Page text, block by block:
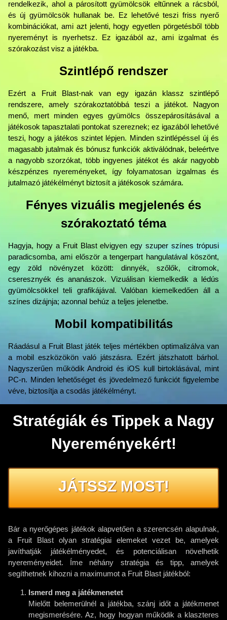
rendelkezik, ahol a párosított gyümölcsök eltűnnek a rácsból,
és új gyümölcsök hullanak be. Ez lehetővé teszi friss nyerő
kombinációkat, ami azt jelenti, hogy egyetlen pörgetésből több
nyereményt is nyerhetsz. Ez igazából az, ami izgalmat és
szórakozást visz a játékba.
Szintlépő rendszer
Ezért a Fruit Blast-nak van egy igazán klassz szintlépő
rendszere, amely szórakoztatóbbá teszi a játékot. Nagyon
menő, mert minden egyes gyümölcs összepárosításával a
játékosok tapasztalati pontokat szereznek; ez igazából lehetővé
teszi, hogy a játékos szintet lépjen. Minden szintlépéssel új és
magasabb jutalmak és bónusz funkciók aktiválódnak, beleértve
a nagyobb szorzókat, több ingyenes játékot és akár nagyobb
készpénzes nyereményeket, így folyamatosan izgalmas és
jutalmazó játékélményt biztosít a játékosok számára.
Fényes vizuális megjelenés és
szórakoztató téma
Hagyja, hogy a Fruit Blast elvigyen egy szuper színes trópusi
paradicsomba, ami először a tengerpart hangulatával köszönt,
egy zöld növényzet között: dinnyék, szőlők, citromok,
cseresznyék és ananászok. Vizuálisan kiemelkedik a lédús
gyümölcsökkel teli grafikájával. Valóban kiemelkedően áll a
színes dizájnja; azonnal behúz a teljes jelenetbe.
Mobil kompatibilitás
Ráadásul a Fruit Blast játék teljes mértékben optimalizálva van
a mobil eszközökön való játszásra. Ezért játszhatott bárhol.
Nagyszerűen működik Android és iOS kull birtoklásával, mint
PC-n. Minden lehetőséget és jövedelmező funkciót figyelembe
véve, biztosítja a csodás játékélményt.
Stratégiák és Tippek a Nagy
Nyereményekért!
JÁTSSZ MOST!
Bár a nyerőgépes játékok alapvetően a szerencsén alapulnak,
a Fruit Blast olyan stratégiai elemeket vezet be, amelyek
javíthatják játékélményedet, és potenciálisan növelhetik
nyereményeidet. Íme néhány stratégia és tipp, amelyek
segíthetnek kihozni a maximumot a Fruit Blast játékból:
Ismerd meg a játékmenetet
Mielőtt belemerülnél a játékba, szánj időt a játékmenet
megismerésére. Az, hogy hogyan működik a klaszteres